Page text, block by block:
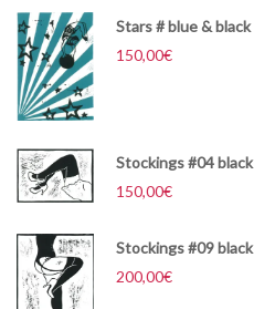
Stars # blue & black
150,00€
Stockings #04 black
150,00€
Stockings #09 black
200,00€